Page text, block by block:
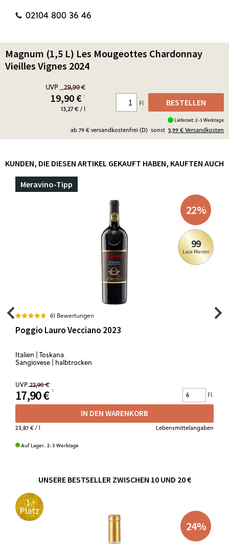
02104 800 36 46
Magnum (1,5 L) Les Mougeottes Chardonnay
Vieilles Vignes 2024
UVP 29,90 €
19,90 €¹
13,27 € / l
ab 79 € versandkostenfrei (D) sonst 5,99 €Versandkosten
Fl BESTELLEN
Lieferzeit: 2-3 Werktage
KUNDEN, DIE DIESEN ARTIKEL GEKAUFT HABEN, KAUFTEN AUCH
Meravino-Tipp
22%
99
Luca Maroni
61 Bewertungen
Poggio Lauro Vecciano 2023
Italien | Toskana
Sangiovese | halbtrocken
UVP 22,90 €
17,90 € Fl.
IN DEN WARENKORB
23,87 €/ l Lebensmittelangaben
Auf Lager. 2-3 Werktage
UNSERE BESTSELLER ZWISCHEN 10 UND 20 €
1.
Platz
24%